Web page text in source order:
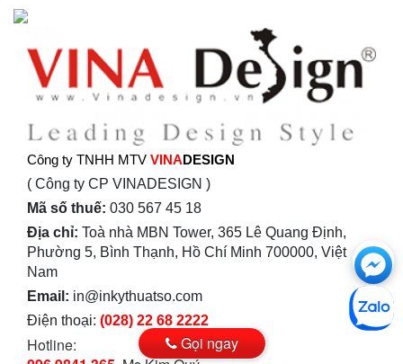
Công ty TNHH MTV VINADESIGN
( Công ty CP VINADESIGN )
Mã số thuế: 030 567 45 18
Địa chỉ: Toà nhà MBN Tower, 365 Lê Quang Định,
Phường 5, Bình Thạnh, Hồ Chí Minh 700000, Việt
Nam
Email: in@inkythuatso.com
Điện thoại: (028) 22 68 2222
Hotline:
Gọi ngay
với